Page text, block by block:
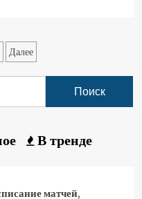
Далее
В тренде
матчей,